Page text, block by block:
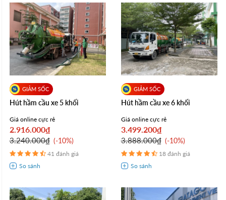
Hút hầm cầu xe 5 khối
Giá online cực rẻ
2.916.000₫
3.240.000₫ -10%
41 đánh giá
Hút hầm cầu xe 6 khối
Giá online cực rẻ
3.499.200₫
3.888.000₫ -10%
18 đánh giá